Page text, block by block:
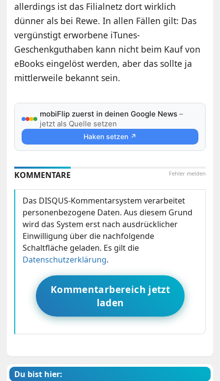
allerdings ist das Filialnetz dort wirklich
dünner als bei Rewe. In allen Fällen gilt: Das
vergünstigt erworbene iTunes-
Geschenkguthaben kann nicht beim Kauf von
eBooks eingelöst werden, aber das sollte ja
mittlerweile bekannt sein.
mobiFlip zuerst in deinen Google News –
jetzt als Quelle setzen
Haken setzen ↗
Fehler melden
KOMMENTARE
Das DISQUS-Kommentarsystem verarbeitet
personenbezogene Daten. Aus diesem Grund
wird das System erst nach ausdrücklicher
Einwilligung über die nachfolgende
Schaltfläche geladen. Es gilt die
Datenschutzerklärung.
Kommentarbereich jetzt
laden
Du bist hier: